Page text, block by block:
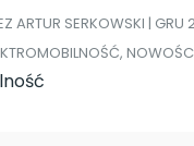
ARTUR SERKOWSKI | GRU
,